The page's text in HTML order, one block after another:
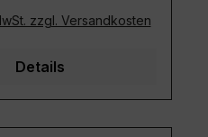
zzgl. Versandkosten
Details